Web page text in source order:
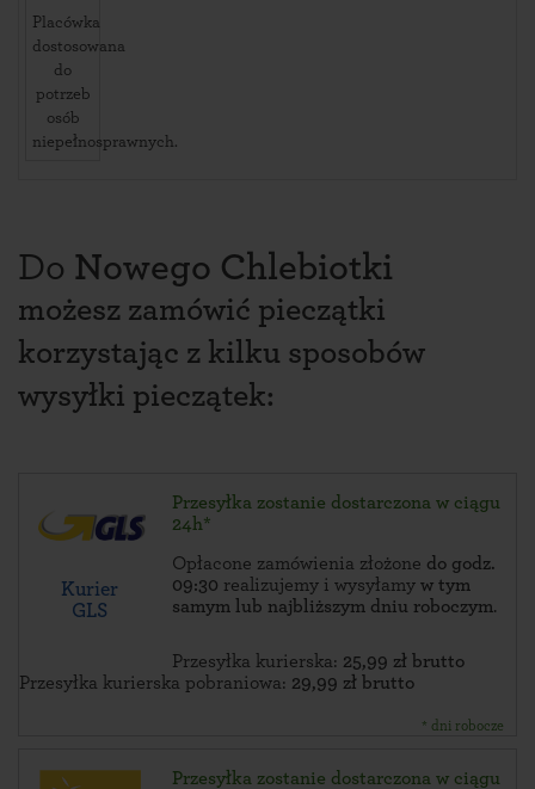
Placówka
dostosowana
do
potrzeb
osób
niepełnosprawnych.
Do Nowego Chlebiotki
możesz zamówić pieczątki
korzystając z kilku sposobów
wysyłki pieczątek:
Kurier
GLS
Przesyłka zostanie dostarczona w ciągu
24h*
Opłacone zamówienia złożone do godz.
09:30 realizujemy i wysyłamy w tym
samym lub najbliższym dniu roboczym.
Przesyłka kurierska: 25,99 zł brutto
Przesyłka kurierska pobraniowa: 29,99 zł brutto
* dni robocze
Przesyłka zostanie dostarczona w ciągu